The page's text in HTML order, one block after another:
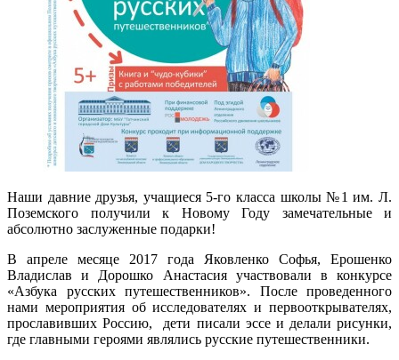
Наши давние друзья, учащиеся 5-го класса школы №1 им. Л.
Поземского получили к Новому Году замечательные и
абсолютно заслуженные подарки!
В апреле месяце 2017 года Яковленко Софья, Ерошенко
Владислав и Дорошко Анастасия участвовали в конкурсе
«Азбука русских путешественников». После проведенного
нами мероприятия об исследователях и первооткрывателях,
прославивших Россию, дети писали эссе и делали рисунки,
где главными героями являлись русские путешественники.